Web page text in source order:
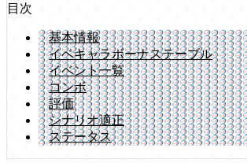
目次
基本情報
イベキャラボーナステーブル
イベント一覧
コンボ
評価
シナリオ適正
ステータス